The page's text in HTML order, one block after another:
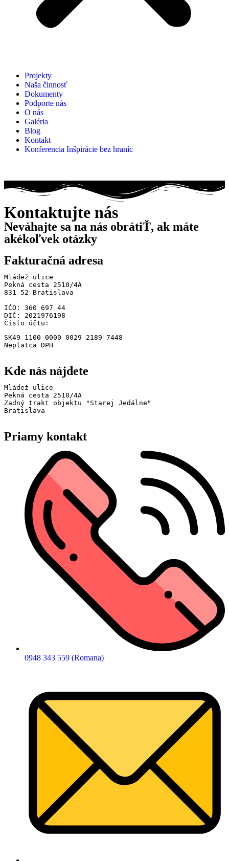
Projekty
Naša činnosť
Dokumenty
Podporte nás
O nás
Galéria
Blog
Kontakt
Konferencia Inšpirácie bez hraníc
Kontaktujte nás
Neváhajte sa na nás obrátiŤ, ak máte
akékoľvek otázky
Fakturačná adresa
Mládež ulice
Pekná cesta 2510/4A
831 52 Bratislava
IČO: 360 697 44
DIČ: 2021976198
Číslo účtu:
SK49 1100 0000 0029 2189 7448
Neplatca DPH
Kde nás nájdete
Mládež ulice
Pekná cesta 2510/4A
Zadný trakt objektu "Starej Jedálne"
Bratislava
Priamy kontakt
0948 343 559 (Romana)